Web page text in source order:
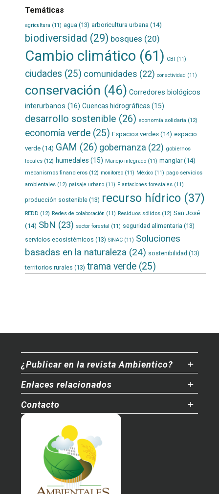
Temáticas
agricultura (11) agua (13) arboricultura urbana(14)
biodiversidad (29) bosques (20)
Cambio climático (61) CBI (11)
ciudades (25) comunidades (22) conectividad (11)
conservación (46) Corredores biológicos
interurbanos (16) Cuencas hidrográficas (15)
desarrollo sostenible (26) economía solidaria (12)
economía verde(25) Espacios verdes(14) espacio
verde(14) GAM (26) gobernanza (22) gobiernos
locales(12) humedales (15) Manejo integrado(11) manglar(14)
mecanismos financieros(12) monitoreo(11) México(11) pago servicios
ambientales(12) paisaje urbano(11) Plantaciones forestales(11)
producción sostenible(13) recurso hídrico(37)
REDD (12) Redes de colaboración (11) Residuos sólidos(12) San José
(14) SbN (23) sector forestal (11) seguridad alimentaria (13)
servicios ecosistémicos (13) SINAC(11) Soluciones
basadas en la naturaleza (24) sostenibilidad (13)
territorios rurales (13) trama verde(25)
¿Publicar en la revista Ambientico?
Enlaces relacionados
Contacto